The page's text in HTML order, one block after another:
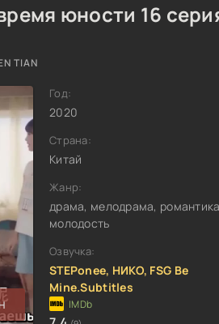
юности 16
TIAN
Год:
2020
Страна:
Китай
Жанр:
драма, мелодрама,
молодость
Озвучка:
STEPonee, НИКО, FSG Be
Mine.Subtitles